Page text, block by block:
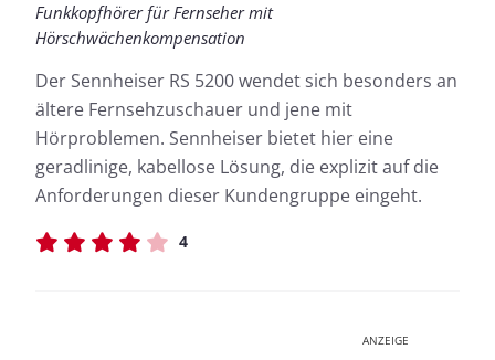
Funkkopfhörer für Fernseher mit
Hörschwächenkompensation
Der Sennheiser RS 5200 wendet sich besonders an
ältere Fernsehzuschauer und jene mit
Hörproblemen. Sennheiser bietet hier eine
geradlinige, kabellose Lösung, die explizit auf die
Anforderungen dieser Kundengruppe eingeht.
4
ANZEIGE